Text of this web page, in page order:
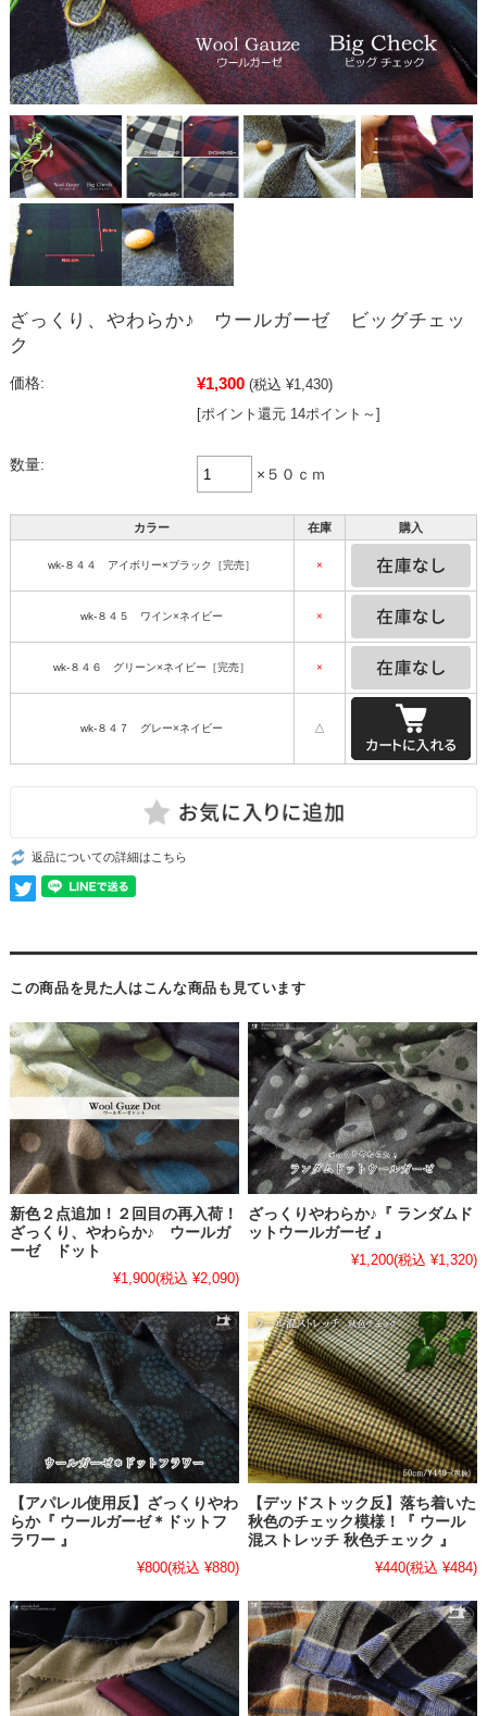
ざっくり、やわらか♪ ウールガーゼ ビッグチェッ
ク
価格: ¥1,300 (税込 ¥1,430)
[ポイント還元 14ポイント～]
数量:
×５０ｃｍ
カラー 在庫 購入
wk-８４４ アイボリー×ブラック［完売］ ×
wk-８４５ ワイン×ネイビー ×
wk-８４６ グリーン×ネイビー［完売］ ×
wk-８４７ グレー×ネイビー △
返品についての詳細はこちら
この商品を見た人はこんな商品も見ています
新色２点追加！２回目の再入荷！
ざっくり、やわらか♪ ウールガ
ーゼ ドット
¥1,900(税込 ¥2,090)
ざっくりやわらか♪『 ランダムド
ットウールガーゼ 』
¥1,200(税込 ¥1,320)
【アパレル使用反】ざっくりやわ
らか『 ウールガーゼ＊ドットフ
ラワー 』
¥800(税込 ¥880)
【デッドストック反】落ち着いた
秋色のチェック模様！『 ウール
混ストレッチ 秋色チェック 』
¥440(税込 ¥484)